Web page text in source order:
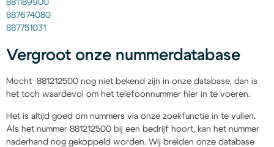
881189900
887674080
887751031
Vergroot onze nummerdatabase
Mocht 881212500 nog niet bekend zijn in onze database, dan is
het toch waardevol om het telefoonnummer hier in te voeren.
Het is altijd goed om nummers via onze zoekfunctie in te vullen.
Als het nummer 881212500 bij een bedrijf hoort, kan het nummer
naderhand nog gekoppeld worden. Wij breiden onze database